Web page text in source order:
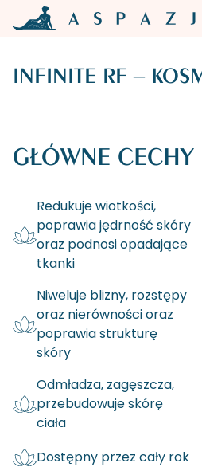
INFINITE RF –
GŁÓWNE
Redukuje wiotkości,
poprawia jędrność skóry
oraz podnosi opadające
tkanki
Niweluje blizny, rozstępy
oraz nierówności oraz
poprawia strukturę
skóry
Odmładza, zagęszcza,
przebudowuje skórę
ciała
Dostępny przez cały rok